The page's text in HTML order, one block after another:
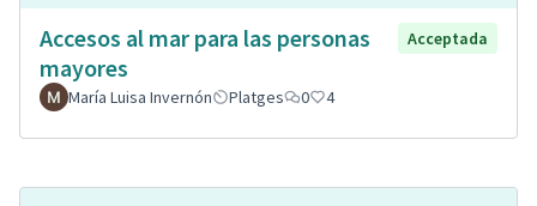
Accesos al mar para las personas
mayores
Acceptada
María Luisa Invernón Platges 0 4